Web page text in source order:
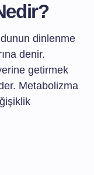
dinlenme
denir.
getirmek
Metabolizma